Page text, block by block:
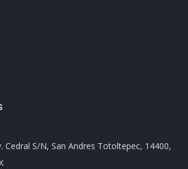
Cedral S/N, San Andres Totoltepec, 14400,